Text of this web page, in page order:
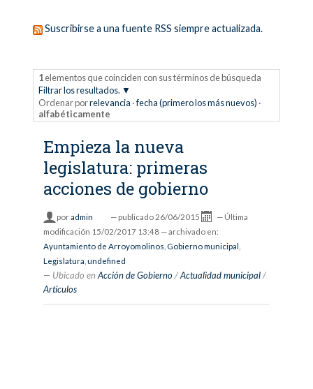
Suscribirse a una fuente RSS siempre actualizada.
1elementos que coinciden con sus términos de búsqueda
Filtrar los resultados.
Ordenar porrelevancia ·fecha (primero los más nuevos) ·
alfabéticamente
Empieza la nueva
legislatura: primeras
acciones de gobierno
poradmin — publicado 26/06/2015 — Última
modificación 15/02/2017 13:48 — archivado en:
Ayuntamiento de Arroyomolinos Gobierno municipal
Legislatura undefined
Ubicado en Acción de Gobierno /Actualidad municipal /
Artículos